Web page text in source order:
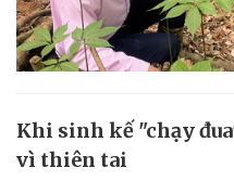
Khi sinh kế "chạy
vì thiên tai